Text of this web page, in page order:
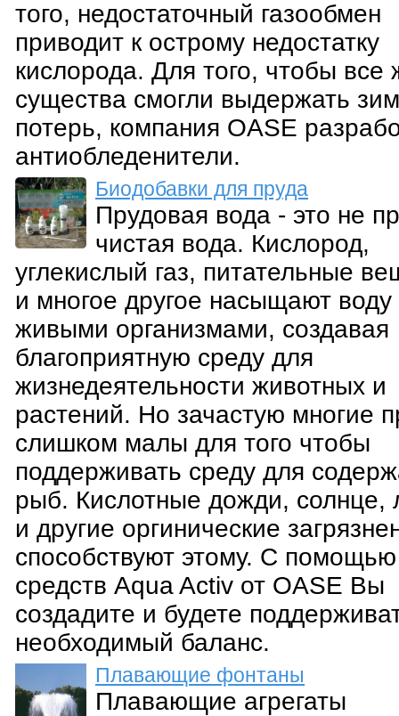
того, недостаточный газообмен
приводит к острому недостатку
кислорода. Для того, чтобы все
существа смогли выдержать
потерь, компания OASE
антиобледенители.
Биодобавки для пруда
Прудовая вода - это не
чистая вода. Кислород,
углекислый газ, питательные
и многое другое насыщают воду
живыми организмами, создавая
благоприятную среду для
жизнедеятельности животных и
растений. Но зачастую многие
слишком малы для того чтобы
поддерживать среду для
рыб. Кислотные дожди, солнце,
и другие оргинические
способствуют этому. С
средств Aqua Activ от OASE Вы
создадите и будете
необходимый баланс.
Плавающие фонтаны
Плавающие агрегаты